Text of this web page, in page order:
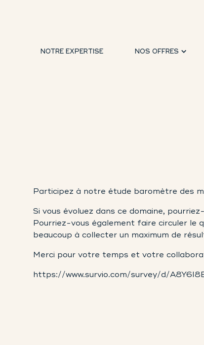
NOTRE EXPERTISE NOS OFFRES
Participez à notre étude baromètre des
Si vous évoluez dans ce domaine,
Pourriez-vous également faire circuler le
beaucoup à collecter un maximum de
Merci pour votre temps et votre
https://www.survio.com/survey/d/